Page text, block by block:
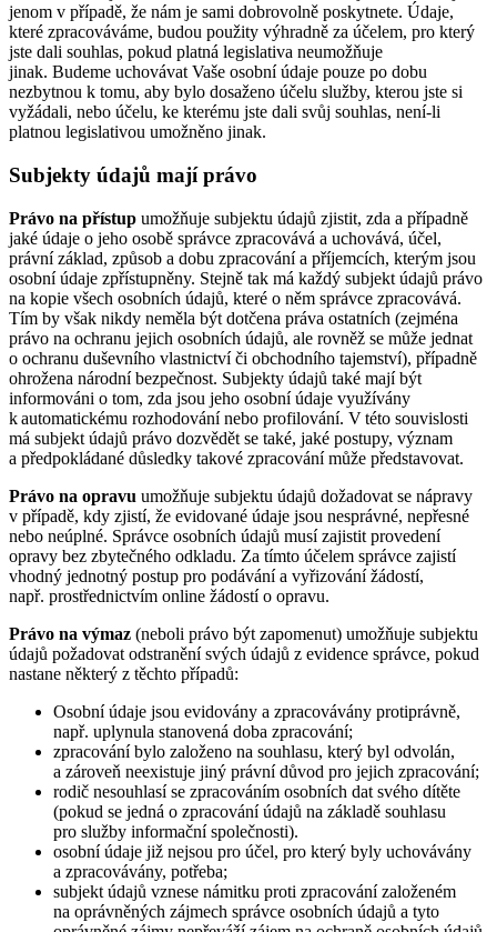
jenom v případě, že nám je sami dobrovolně poskytnete. Údaje,
které zpracováváme, budou použity výhradně za účelem, pro který
jste dali souhlas, pokud platná legislativa neumožňuje
jinak. Budeme uchovávat Vaše osobní údaje pouze po dobu
nezbytnou k tomu, aby bylo dosaženo účelu služby, kterou jste si
vyžádali, nebo účelu, ke kterému jste dali svůj souhlas, není-li
platnou legislativou umožněno jinak.
Subjekty údajů mají právo
Právo na přístup umožňuje subjektu údajů zjistit, zda a případně
jaké údaje o jeho osobě správce zpracovává a uchovává, účel,
právní základ, způsob a dobu zpracování a příjemcích, kterým jsou
osobní údaje zpřístupněny. Stejně tak má každý subjekt údajů právo
na kopie všech osobních údajů, které o něm správce zpracovává.
Tím by však nikdy neměla být dotčena práva ostatních (zejména
právo na ochranu jejich osobních údajů, ale rovněž se může jednat
o ochranu duševního vlastnictví či obchodního tajemství), případně
ohrožena národní bezpečnost. Subjekty údajů také mají být
informováni o tom, zda jsou jeho osobní údaje využívány
k automatickému rozhodování nebo profilování. V této souvislosti
má subjekt údajů právo dozvědět se také, jaké postupy, význam
a předpokládané důsledky takové zpracování může představovat.
Právo na opravu umožňuje subjektu údajů dožadovat se nápravy
v případě, kdy zjistí, že evidované údaje jsou nesprávné, nepřesné
nebo neúplné. Správce osobních údajů musí zajistit provedení
opravy bez zbytečného odkladu. Za tímto účelem správce zajistí
vhodný jednotný postup pro podávání a vyřizování žádostí,
např. prostřednictvím online žádostí o opravu.
Právo na výmaz (neboli právo být zapomenut) umožňuje subjektu
údajů požadovat odstranění svých údajů z evidence správce, pokud
nastane některý z těchto případů:
Osobní údaje jsou evidovány a zpracovávány protiprávně,
např. uplynula stanovená doba zpracování;
zpracování bylo založeno na souhlasu, který byl odvolán,
a zároveň neexistuje jiný právní důvod pro jejich zpracování;
rodič nesouhlasí se zpracováním osobních dat svého dítěte
(pokud se jedná o zpracování údajů na základě souhlasu
pro služby informační společnosti).
osobní údaje již nejsou pro účel, pro který byly uchovávány
a zpracovávány, potřeba;
subjekt údajů vznese námitku proti zpracování založeném
na oprávněných zájmech správce osobních údajů a tyto